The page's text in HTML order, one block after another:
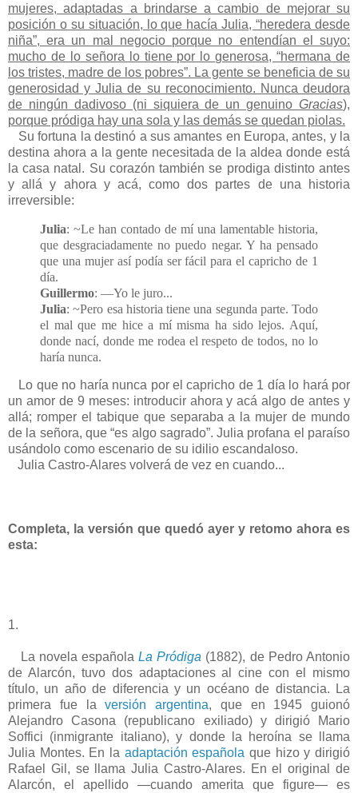
mujeres, adaptadas a brindarse a cambio de mejorar su
posición o su situación, lo que hacía Julia, “heredera desde
niña”, era un mal negocio porque no entendían el suyo:
mucho de lo señora lo tiene por lo generosa, “hermana de
los tristes, madre de los pobres”. La gente se beneficia de su
generosidad y Julia de su reconocimiento. Nunca deudora
de ningún dadivoso (ni siquiera de un genuino Gracias),
porque pródiga hay una sola y las demás se quedan piolas.
Su fortuna la destinó a sus amantes en Europa, antes, y la
destina ahora a la gente necesitada de la aldea donde está
la casa natal. Su corazón también se prodiga distinto antes
y allá y ahora y acá, como dos partes de una historia
irreversible:
Julia: ~Le han contado de mí una lamentable historia,
que desgraciadamente no puedo negar. Y ha pensado
que una mujer así podía ser fácil para el capricho de 1
día.
Guillermo: —Yo le juro...
Julia: ~Pero esa historia tiene una segunda parte. Todo
el mal que me hice a mí misma ha sido lejos. Aquí,
donde nací, donde me rodea el respeto de todos, no lo
haría nunca.
Lo que no haría nunca por el capricho de 1 día lo hará por
un amor de 9 meses: introducir ahora y acá algo de antes y
allá; romper el tabique que separaba a la mujer de mundo
de la señora, que “es algo sagrado”. Julia profana el paraíso
usándolo como escenario de su idilio escandaloso.
Julia Castro-Alares volverá de vez en cuando...
Completa, la versión que quedó ayer y retomo ahora es
esta:
1.
La novela españolaLa Pródiga (1882), de Pedro Antonio
de Alarcón, tuvo dos adaptaciones al cine con el mismo
título, un año de diferencia y un océano de distancia. La
primera fue laversión argentina, que en 1945 guionó
Alejandro Casona (republicano exiliado) y dirigió Mario
Soffici (inmigrante italiano), y donde la heroína se llama
Julia Montes. En la adaptación española que hizo y dirigió
Rafael Gil, se llama Julia Castro-Alares. En el original de
Alarcón, el apellido —cuando amerita que figure— es